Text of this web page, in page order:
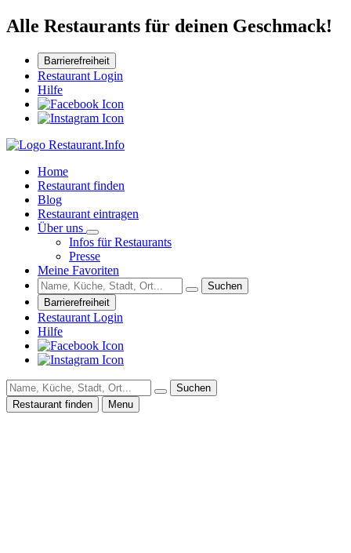
Alle Restaurants für deinen Geschmack!
Barrierefreiheit
Restaurant Login
Hilfe
Home
Restaurant finden
Blog
Restaurant eintragen
Über uns
Infos für Restaurants
Presse
Meine Favoriten
Suchen
Barrierefreiheit
Restaurant Login
Hilfe
Suchen
Restaurant finden
Menu